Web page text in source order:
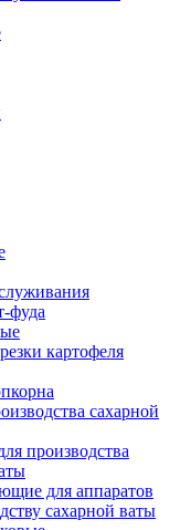
фуда
картофеля
сахарной
производства
для аппаратов
сахарной ваты